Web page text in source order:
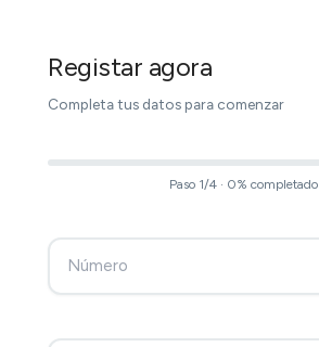
Registar agora
Completa tus datos para comenzar
Paso 1/4 · 0% completado